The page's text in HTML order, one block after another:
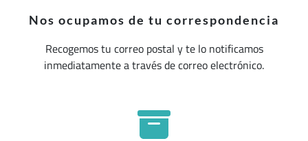
Nos ocupamos de tu correspondencia
Recogemos tu correo postal y te lo notificamos
inmediatamente a través de correo electrónico.